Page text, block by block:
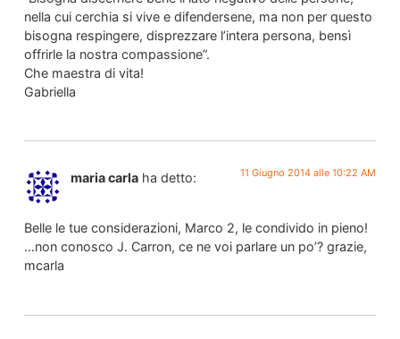
nella cui cerchia si vive e difendersene, ma non per questo
bisogna respingere, disprezzare l’intera persona, bensì
offrirle la nostra compassione”.
Che maestra di vita!
Gabriella
maria carla ha detto: 11 Giugno 2014 alle 10:22 AM
Belle le tue considerazioni, Marco 2, le condivido in pieno!
…non conosco J. Carron, ce ne voi parlare un po’? grazie,
mcarla